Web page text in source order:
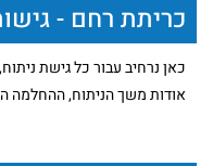
כריתת רחם -
כאן נרחיב עבור כל גישת
אודות משך הניתוח, ההחלמה